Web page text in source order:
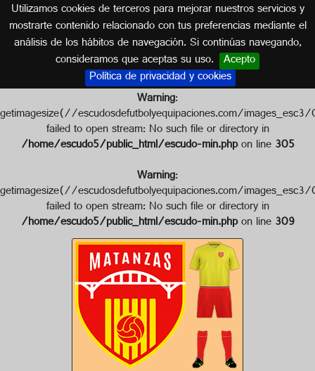
Utilizamos cookies de terceros para mejorar nuestros servicios y
mostrarte contenido relacionado con tus preferencias mediante el
análisis de los hábitos de navegación. Si continúas navegando,
consideramos que aceptas su uso. Acepto
Política de privacidad y cookies
Escudo de FC MATANZAS
CUBA
Warning:
getimagesize(//escudosdefutbolyequipaciones.com/
failed to open stream: No such file or directory in
/home/escudo5/public_html/escudo-min.phpon line305
Warning:
getimagesize(//escudosdefutbolyequipaciones.com/
failed to open stream: No such file or directory in
/home/escudo5/public_html/escudo-min.phpon line309